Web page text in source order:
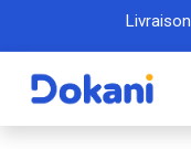
Se rendre au contenu
Livraison